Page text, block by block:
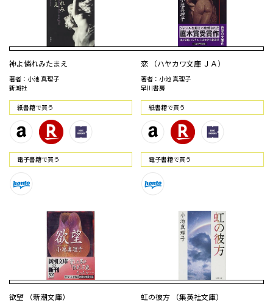
神よ憐れみたまえ
著者：小池 真理子
新潮社
紙書籍で買う
電⼦書籍で買う
恋 （ハヤカワ文庫 ＪＡ）
著者：小池 真理子
早川書房
紙書籍で買う
電⼦書籍で買う
欲望 （新潮文庫） 虹の彼方 （集英社文庫）